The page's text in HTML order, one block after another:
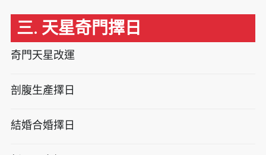
三. 天星奇門擇日
奇門天星改運
剖腹生產擇日
結婚合婚擇日